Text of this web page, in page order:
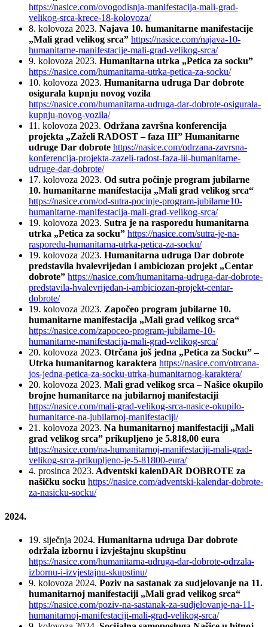
https://nasice.com/ovogodisnja-manifestacija-mali-grad-
velikog-srca-krece-18-kolovoza/
8. kolovoza 2023. Najava 10. humanitarne manifestacije
„Mali grad velikog srca” https://nasice.com/najava-10-
humanitarne-manifestacije-mali-grad-velikog-srca/
9. kolovoza 2023. Humanitarna utrka „Petica za socku”
https://nasice.com/humanitarna-utrka-petica-za-socku/
10. kolovoza 2023. Humanitarna udruga Dar dobrote
osigurala kupnju novog vozila
https://nasice.com/humanitarna-udruga-dar-dobrote-osigurala-
kupnju-novog-vozila/
11. kolovoza 2023. Održana završna konferencija
projekta „Zaželi RADOST – faza III” Humanitarne
udruge Dar dobrote https://nasice.com/odrzana-zavrsna-
konferencija-projekta-zazeli-radost-faza-iii-humanitarne-
udruge-dar-dobrote/
17. kolovoza 2023. Od sutra počinje program jubilarne
10. humanitarne manifestacija „Mali grad velikog srca“
https://nasice.com/od-sutra-pocinje-program-jubilarne10-
humanitarne-manifestacija-mali-grad-velikog-srca/
19. kolovoza 2023. Sutra je na rasporedu humanitarna
utrka „Petica za socku” https://nasice.com/sutra-je-na-
rasporedu-humanitarna-utrka-petica-za-socku/
19. kolovoza 2023. Humanitarna udruga Dar dobrote
predstavila hvalevrijedan i ambiciozan projekt „Centar
dobrote” https://nasice.com/humanitarna-udruga-dar-dobrote-
predstavila-hvalevrijedan-i-ambiciozan-projekt-centar-
dobrote/
19. kolovoza 2023. Započeo program jubilarne 10.
humanitarne manifestacija „Mali grad velikog srca“
https://nasice.com/zapoceo-program-jubilarne-10-
humanitarne-manifestacija-mali-grad-velikog-srca/
20. kolovoza 2023. Otrčana još jedna „Petica za Socku” –
Utrka humanitarnog karaktera https://nasice.com/otrcana-
jos-jedna-petica-za-socku-utrka-humanitarnog-karaktera/
20. kolovoza 2023. Mali grad velikog srca – Našice okupilo
brojne humanitarce na jubilarnoj manifestaciji
https://nasice.com/mali-grad-velikog-srca-nasice-okupilo-
humanitarce-na-jubilarnoj-manifestaciji/
21. kolovoza 2023. Na humanitarnoj manifestaciji „Mali
grad velikog srca” prikupljeno je 5.818,00 eura
https://nasice.com/na-humanitarnoj-manifestaciji-mali-grad-
velikog-srca-prikupljeno-je-5-81800-eura/
4. prosinca 2023. Adventski kalenDAR DOBROTE za
našičku socku https://nasice.com/adventski-kalendar-dobrote-
za-nasicku-socku/
2024.
19. siječnja 2024. Humanitarna udruga Dar dobrote
održala izbornu i izvještajnu skupštinu
https://nasice.com/humanitarna-udruga-dar-dobrote-odrzala-
izbornu-i-izvjestajnu-skupstinu/
9. kolovoza 2024. Poziv na sastanak za sudjelovanje na 11.
humanitarnoj manifestaciji „Mali grad velikog srca“
https://nasice.com/poziv-na-sastanak-za-sudjelovanje-na-11-
humanitarnoj-manifestaciji-mali-grad-velikog-srca/